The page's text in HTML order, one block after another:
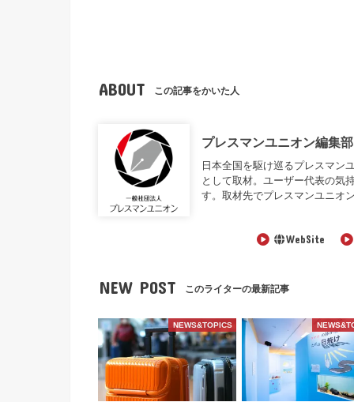
ABOUT この記事をかいた人
プレスマンユニオン編集部
日本全国を駆け巡るプレスマン
として取材。ユーザー代表の気
す。取材先でプレスマンユニオ
WebSite
NEW POST このライターの最新記事
NEWS&TOPICS